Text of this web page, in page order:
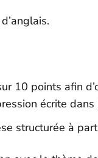
10 points afin
écrite
structurée à